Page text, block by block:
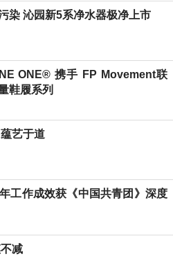
染 沁园新5系净水器极净上市
ONE® 携手 FP Movement联
鞋履系列
艺于道
工作成效获《中国共青团》深度
减